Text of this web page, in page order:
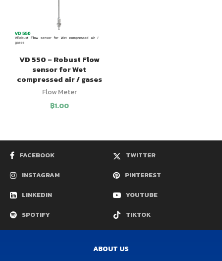
VD 550 – Robust Flow
sensor for Wet
compressed air / gases
Flow Meter
฿1.00
FACEBOOK TWITTER
INSTAGRAM PINTEREST
LINKEDIN YOUTUBE
SPOTIFY TIKTOK
ABOUT US